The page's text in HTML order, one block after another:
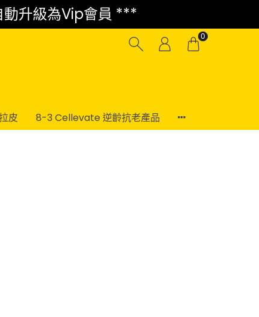
升級為Vip會員 ***
0
皮 8-3 Cellevate 逆齡抗老產品